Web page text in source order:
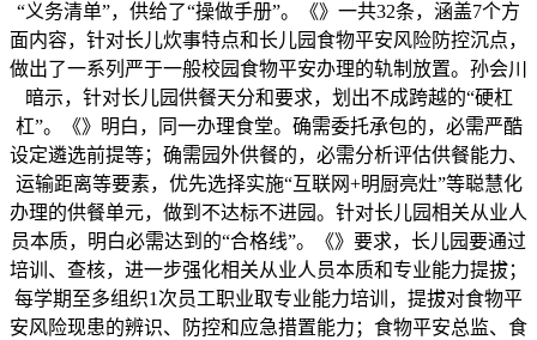
“义务清单”，供给了“操做手册”。《》一共32条，涵盖7个方
面内容，针对长儿炊事特点和长儿园食物平安风险防控沉点，
做出了一系列严于一般校园食物平安办理的轨制放置。孙会川
暗示，针对长儿园供餐天分和要求，划出不成跨越的“硬杠
杠”。《》明白，同一办理食堂。确需委托承包的，必需严酷
设定遴选前提等；确需园外供餐的，必需分析评估供餐能力、
运输距离等要素，优先选择实施“互联网+明厨亮灶”等聪慧化
办理的供餐单元，做到不达标不进园。针对长儿园相关从业人
员本质，明白必需达到的“合格线”。《》要求，长儿园要通过
培训、查核，进一步强化相关从业人员本质和专业能力提拔；
每学期至多组织1次员工职业取专业能力培训，提拔对食物平
安风险现患的辨识、防控和应急措置能力；食物平安总监、食